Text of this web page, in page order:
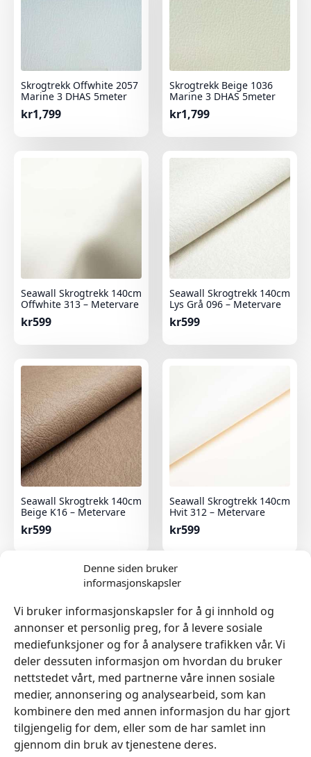
Denne siden bruker
informasjonskapsler
Vi bruker informasjonskapsler for å gi innhold og
annonser et personlig preg, for å levere sosiale
mediefunksjoner og for å analysere trafikken vår. Vi
deler dessuten informasjon om hvordan du bruker
nettstedet vårt, med partnerne våre innen sosiale
medier, annonsering og analysearbeid, som kan
kombinere den med annen informasjon du har gjort
tilgjengelig for dem, eller som de har samlet inn
gjennom din bruk av tjenestene deres.
Skrogtrekk Offwhite 2057
Marine 3 DHAS 5meter
kr1,799
Skrogtrekk Beige 1036
Marine 3 DHAS 5meter
kr1,799
Seawall Skrogtrekk 140cm
Offwhite 313 – Metervare
kr599
Seawall Skrogtrekk 140cm
Lys Grå 096 – Metervare
kr599
Seawall Skrogtrekk 140cm
Beige K16 – Metervare
kr599
Seawall Skrogtrekk 140cm
Hvit 312 – Metervare
kr599
Seawall Skrogtrekk 140cm
Eggeskall 019 –
Metervare
kr799